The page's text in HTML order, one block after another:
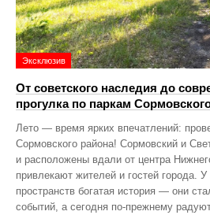
Эксклюзив
От советского наследия до
прогулка по паркам
Лето — время ярких впечатлений:
Сормовского района! Сормовский и
и расположены вдали от центра
привлекают жителей и гостей города.
пространств богатая история — они
событий, а сегодня по‑прежнему